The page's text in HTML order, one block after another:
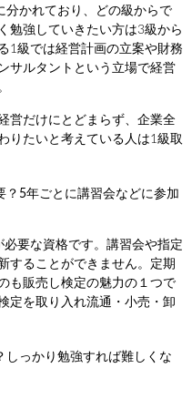
分かれており、どの級からで
勉強していきたい方は3級から
1級では経営計画の立案や財務
サルタントという立場で経営
営だけにとどまらず、企業全
りたいと考えている人は1級取
5年ごとに講習会などに参加
要な資格です。講習会や指定
することができません。定期
も販売し検定の魅力の１つで
定を取り入れ流通・小売・卸
しっかり勉強すれば難しくな